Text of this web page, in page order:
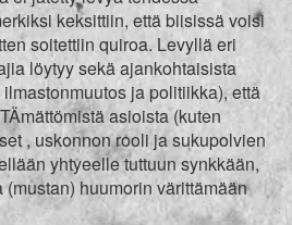
keksittiin, että biisissä voisi
soitettiin quiroa. Levyllä eri
löytyy sekä ajankohtaisista
ja politiikka), että
asioista (kuten
, uskonnon rooli ja sukupolvien
yhtyeelle tuttuun synkkään,
huumorin värittämään